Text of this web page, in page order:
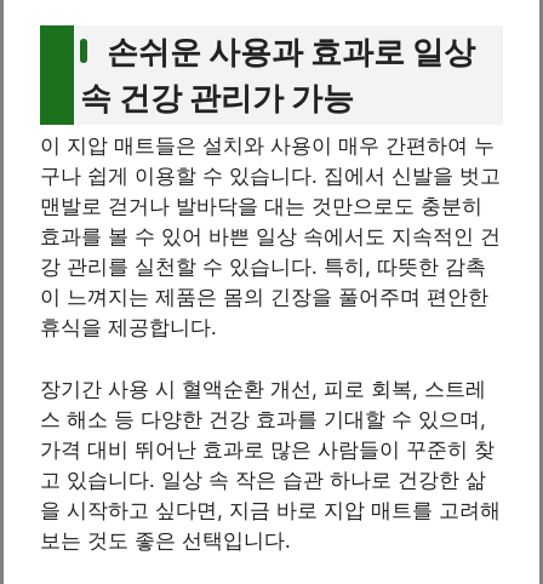
손쉬운 사용과 효과로 일상
속 건강 관리가 가능
이 지압 매트들은 설치와 사용이 매우 간편하여 누
구나 쉽게 이용할 수 있습니다. 집에서 신발을 벗고
맨발로 걷거나 발바닥을 대는 것만으로도 충분히
효과를 볼 수 있어 바쁜 일상 속에서도 지속적인 건
강 관리를 실천할 수 있습니다. 특히, 따뜻한 감촉
이 느껴지는 제품은 몸의 긴장을 풀어주며 편안한
휴식을 제공합니다.
장기간 사용 시 혈액순환 개선, 피로 회복, 스트레
스 해소 등 다양한 건강 효과를 기대할 수 있으며,
가격 대비 뛰어난 효과로 많은 사람들이 꾸준히 찾
고 있습니다. 일상 속 작은 습관 하나로 건강한 삶
을 시작하고 싶다면, 지금 바로 지압 매트를 고려해
보는 것도 좋은 선택입니다.